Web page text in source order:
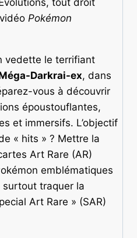
Pokémon
vedette le terrifiant
Darkrai-ex, dans
vous à découvrir
époustouflantes,
et immersifs. L’objectif
« hits » ? Mettre la
Art Rare (AR)
emblématiques
traquer la
Art Rare » (SAR)